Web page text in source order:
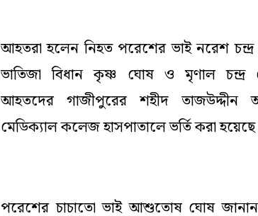
আহতরা হলেন নিহত পরেশের ভাই নরেশ
ভাতিজা বিধান কৃষ্ণ ঘোষ ও মৃণাল চন্দ্র
আহতদের গাজীপুরের শহীদ তাজউদ্দীন
মেডিক্যাল কলেজ হাসপাতালে ভর্তি করা
পরেশের চাচাতো ভাই আশুতোষ ঘোষ